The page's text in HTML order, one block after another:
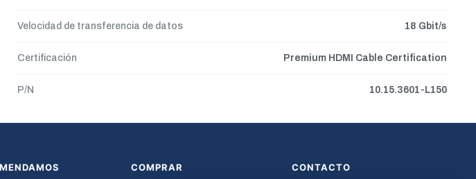
Velocidad de transferencia de datos 18 Gbit/s
Certificación Premium HDMI Cable Certification
P/N 10.15.3601-L150
COMPRAR CONTACTO